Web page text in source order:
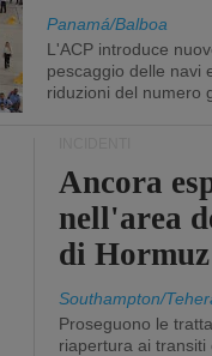
Panamá/Balboa
L'ACP introduce
pescaggio delle navi
riduzioni del numero
Ancora
nell'area
di Hormuz
Southampton/
Proseguono le
riapertura ai